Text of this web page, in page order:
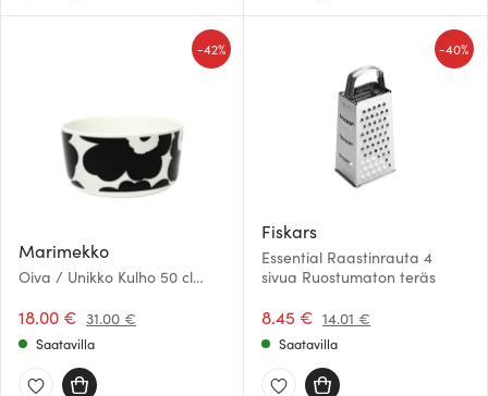
Marimekko
Oiva / Unikko Kulho 50 cl
18.00 € 31.00 €
-42%
Saatavilla
Fiskars
Essential Raastinrauta 4
sivua Ruostumaton teräs
8.45 € 14.01 €
-40%
Saatavilla